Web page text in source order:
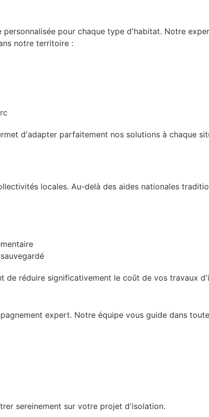
pour chaque type d'habitat. Notre
notre territoire :
d'adapter parfaitement nos solutions à chaque
locales. Au-delà des aides nationales
de réduire significativement le coût de vos travaux
expert. Notre équipe vous guide dans
sereinement sur votre projet d'isolation.